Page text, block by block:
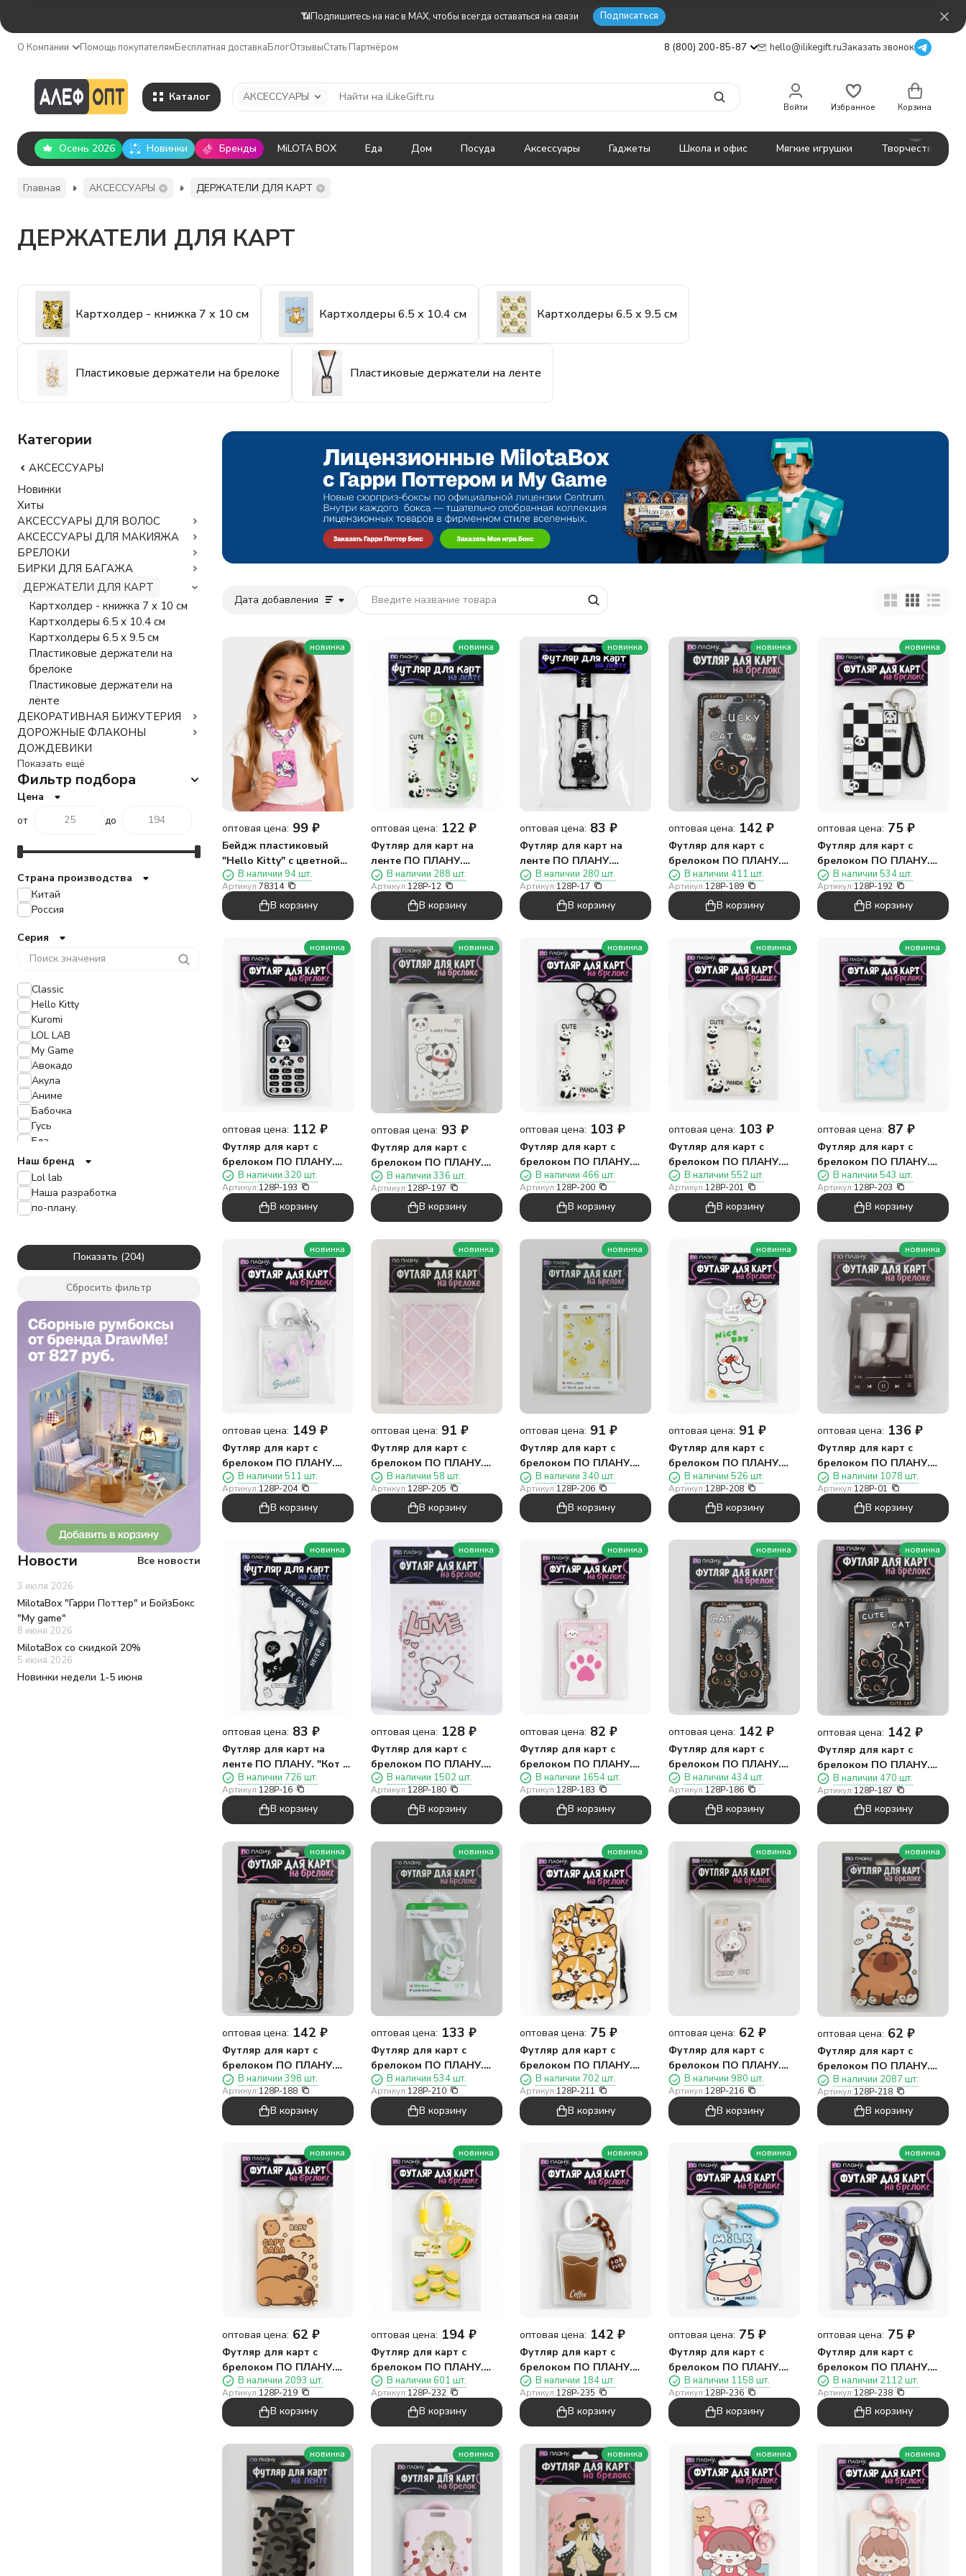
📶Подпишитесь на нас в MAX, чтобы всегда оставаться на связи Подписаться
О Компании Помощь покупателямБесплатная доставкаБлогОтзывыСтать Партнёром 8 (800) 200-85-87 hello@ilikegift.ruЗаказать звонок
Каталог АКСЕССУАРЫ
Войти Избранное Корзина
Осень 2026 Новинки Бренды MiLOTA BOX Еда Дом Посуда Аксессуары Гаджеты Школа и офис Мягкие игрушки Творчество
Главная АКСЕССУАРЫ ДЕРЖАТЕЛИ ДЛЯ КАРТ
ДЕРЖАТЕЛИ ДЛЯ КАРТ
Картхолдер - книжка 7 х 10 см Картхолдеры 6.5 х 10.4 см Картхолдеры 6.5 х 9.5 см
Пластиковые держатели на брелоке Пластиковые держатели на ленте
Дата добавления
новинка
оптовая цена: 99 ₽
Бейдж пластиковый
"Hello Kitty" с цветной
лентой (7х11см), микс
В наличии 94 шт.
Артикул:78314
В корзину
новинка
оптовая цена: 122 ₽
Футляр для карт на
ленте ПО ПЛАНУ.
"Милая панда"
В наличии 288 шт.
Артикул:128P-12
В корзину
новинка
оптовая цена: 83 ₽
Футляр для карт на
ленте ПО ПЛАНУ.
"Милый кот"
В наличии 280 шт.
Артикул:128P-17
В корзину
новинка
оптовая цена: 142 ₽
Футляр для карт с
брелоком ПО ПЛАНУ.
"Умный кот", черный
В наличии 411 шт.
Артикул:128P-189
В корзину
новинка
оптовая цена: 75 ₽
Футляр для карт с
брелоком ПО ПЛАНУ.
"Панда в клеточку",
черно-белый
В наличии 534 шт.
Артикул:128P-192
В корзину
новинка
оптовая цена: 112 ₽
Футляр для карт с
брелоком ПО ПЛАНУ.
"Панда на связи", серый
В наличии 320 шт.
Артикул:128P-193
В корзину
новинка
оптовая цена: 93 ₽
Футляр для карт с
брелоком ПО ПЛАНУ.
"Счастливая панда",
белый
В наличии 336 шт.
Артикул:128P-197
В корзину
новинка
оптовая цена: 103 ₽
Футляр для карт с
брелоком ПО ПЛАНУ.
"Веселые панды",
прозрачный
В наличии 466 шт.
Артикул:128P-200
В корзину
новинка
оптовая цена: 103 ₽
Футляр для карт с
брелоком ПО ПЛАНУ.
"Прекрасные панды",
прозрачный
В наличии 552 шт.
Артикул:128P-201
В корзину
новинка
оптовая цена: 87 ₽
Футляр для карт с
брелоком ПО ПЛАНУ.
"Весенняя бабочка",
прозрачная
В наличии 543 шт.
Артикул:128P-203
В корзину
новинка
оптовая цена: 149 ₽
Футляр для карт с
брелоком ПО ПЛАНУ.
"Фиолетовая бабочка",
прозрачный
В наличии 511 шт.
Артикул:128P-204
В корзину
новинка
оптовая цена: 91 ₽
Футляр для карт с
брелоком ПО ПЛАНУ.
"Розовые банты",
розовый
В наличии 58 шт.
Артикул:128P-205
В корзину
новинка
оптовая цена: 91 ₽
Футляр для карт с
брелоком ПО ПЛАНУ.
"Привет, гусь", белый
В наличии 340 шт.
Артикул:128P-206
В корзину
новинка
оптовая цена: 91 ₽
Футляр для карт с
брелоком ПО ПЛАНУ.
"Хороший день", белый
В наличии 526 шт.
Артикул:128P-208
В корзину
новинка
оптовая цена: 136 ₽
Футляр для карт с
брелоком ПО ПЛАНУ.
"Песня на века", черный
В наличии 1078 шт.
Артикул:128P-01
В корзину
новинка
оптовая цена: 83 ₽
Футляр для карт на
ленте ПО ПЛАНУ. "Кот с
рыбкой"
В наличии 726 шт.
Артикул:128P-16
В корзину
новинка
оптовая цена: 128 ₽
Футляр для карт с
брелоком ПО ПЛАНУ.
"Лапка с сердечком",
розовый
В наличии 1502 шт.
Артикул:128P-180
В корзину
новинка
оптовая цена: 82 ₽
Футляр для карт с
брелоком ПО ПЛАНУ.
"Милая лапка", розовый
В наличии 1654 шт.
Артикул:128P-183
В корзину
новинка
оптовая цена: 142 ₽
Футляр для карт с
брелоком ПО ПЛАНУ.
"Нежные котики",
черный
В наличии 434 шт.
Артикул:128P-186
В корзину
новинка
оптовая цена: 142 ₽
Футляр для карт с
брелоком ПО ПЛАНУ.
"Игривые коты", черный
В наличии 470 шт.
Артикул:128P-187
В корзину
новинка
оптовая цена: 142 ₽
Футляр для карт с
брелоком ПО ПЛАНУ.
"Внимательные коты",
черный
В наличии 398 шт.
Артикул:128P-188
В корзину
новинка
оптовая цена: 133 ₽
Футляр для карт с
брелоком ПО ПЛАНУ.
"Навсегда", зеленый
В наличии 534 шт.
Артикул:128P-210
В корзину
новинка
оптовая цена: 75 ₽
Футляр для карт с
брелоком ПО ПЛАНУ.
"Плохие котики",
коричневый
В наличии 702 шт.
Артикул:128P-211
В корзину
новинка
оптовая цена: 62 ₽
Футляр для карт с
брелоком ПО ПЛАНУ.
"Счастливый зайка",
серый
В наличии 980 шт.
Артикул:128P-216
В корзину
новинка
оптовая цена: 62 ₽
Футляр для карт с
брелоком ПО ПЛАНУ.
"Деньги", коричневый
В наличии 2087 шт.
Артикул:128P-218
В корзину
новинка
оптовая цена: 62 ₽
Футляр для карт с
брелоком ПО ПЛАНУ.
"Детеныш капибары",
коричневый
В наличии 2093 шт.
Артикул:128P-219
В корзину
новинка
оптовая цена: 194 ₽
Футляр для карт с
брелоком ПО ПЛАНУ.
"Бургер", прозрачный
В наличии 601 шт.
Артикул:128P-232
В корзину
новинка
оптовая цена: 142 ₽
Футляр для карт с
брелоком ПО ПЛАНУ.
"Кофейный",
прозрачный
В наличии 184 шт.
Артикул:128P-235
В корзину
новинка
оптовая цена: 75 ₽
Футляр для карт с
брелоком ПО ПЛАНУ.
"Молоко", синий
В наличии 1158 шт.
Артикул:128P-236
В корзину
новинка
оптовая цена: 75 ₽
Футляр для карт с
брелоком ПО ПЛАНУ.
"Акулы", фиолетовый
В наличии 2112 шт.
Артикул:128P-238
В корзину
новинка новинка новинка новинка новинка
Категории
АКСЕССУАРЫ
Новинки
Хиты
АКСЕССУАРЫ ДЛЯ ВОЛОС
АКСЕССУАРЫ ДЛЯ МАКИЯЖА
БРЕЛОКИ
БИРКИ ДЛЯ БАГАЖА
ДЕРЖАТЕЛИ ДЛЯ КАРТ
Картхолдер - книжка 7 х 10 см
Картхолдеры 6.5 х 10.4 см
Картхолдеры 6.5 х 9.5 см
Пластиковые держатели на
брелоке
Пластиковые держатели на
ленте
ДЕКОРАТИВНАЯ БИЖУТЕРИЯ
ДОРОЖНЫЕ ФЛАКОНЫ
ДОЖДЕВИКИ
Показать ещё
Фильтр подбора
Цена
от
до
Страна производства
Китай
Россия
Серия
Classic
Hello Kitty
Kuromi
LOL LAB
My Game
Авокадо
Акула
Аниме
Бабочка
Гусь
Еда
Единорог
Животные
Зайчик
Звёзды
Искусство
Корова
Ленивец
Лето
Лиса
Лягушка
Милота
Мишка
Море
Панда
Поросёнок
Приколы
Путешествие
Растения
Сладости
Собака
Сова
Утка
Фламинго
Фрукты
Хомяк
Цветы
подруга
Наш бренд
Lol lab
Наша разработка
по-плану.
Показать
Сбросить фильтр
Новости Все новости
3 июля 2026
MilotaBox "Гарри Поттер" и БойзБокс
"My game"
8 июня 2026
MilotaBox со скидкой 20%
5 июня 2026
Новинки недели 1-5 июня